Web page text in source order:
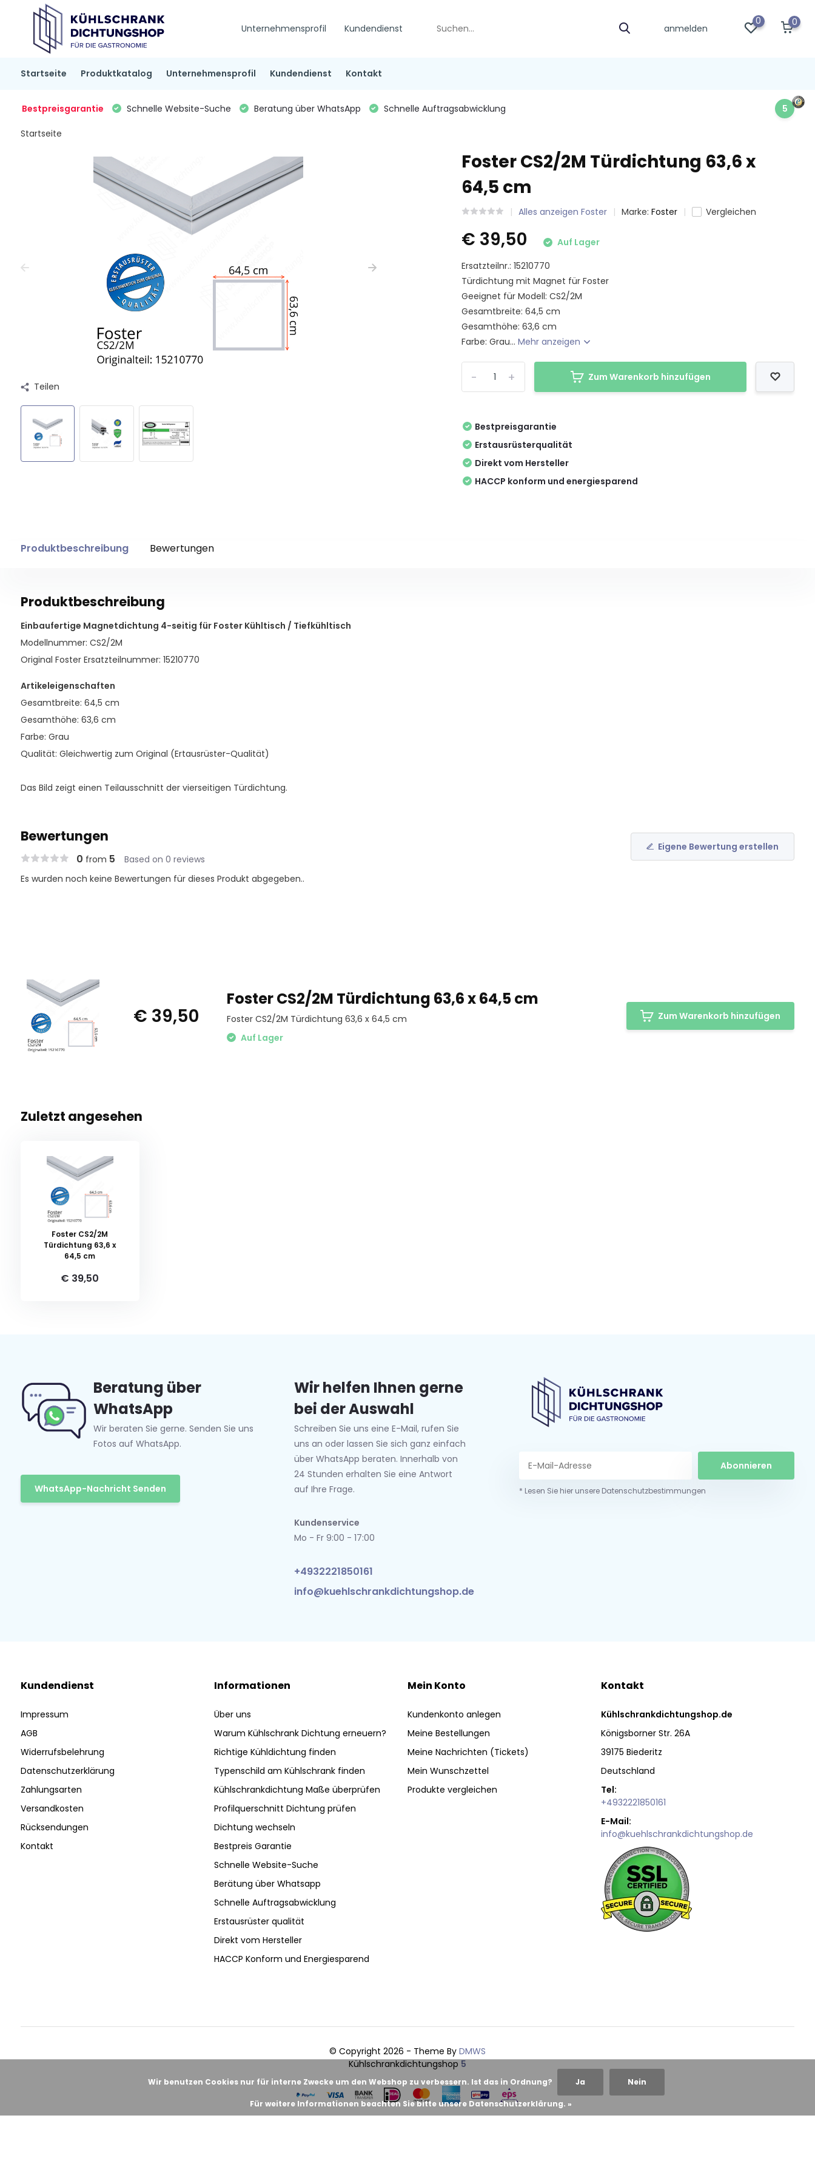
Unternehmensprofil Kundendienst anmelden
0 0
Startseite Produktkatalog Unternehmensprofil Kundendienst Kontakt
Bestpreisgarantie Schnelle Website-Suche Beratung über WhatsApp Schnelle Auftragsabwicklung 5
Startseite
Teilen
Foster CS2/2M Türdichtung 63,6 x
64,5 cm
Alles anzeigen Foster Marke:Foster Vergleichen
€ 39,50
Auf Lager
Ersatzteilnr.: 15210770
Türdichtung mit Magnet für Foster
Geeignet für Modell: CS2/2M
Gesamtbreite: 64,5 cm
Gesamthöhe: 63,6 cm
Farbe: Grau...Mehr anzeigen
+
- Zum Warenkorb hinzufügen
Bestpreisgarantie
Erstausrüsterqualität
Direkt vom Hersteller
HACCP konform und energiesparend
Produktbeschreibung Bewertungen
Produktbeschreibung
Einbaufertige Magnetdichtung 4-seitig für Foster Kühltisch / Tiefkühltisch
Modellnummer: CS2/2M
Original Foster Ersatzteilnummer: 15210770
Artikeleigenschaften
Gesamtbreite: 64,5 cm
Gesamthöhe: 63,6 cm
Farbe: Grau
Qualität: Gleichwertig zum Original (Ertausrüster-Qualität)
Das Bild zeigt einen Teilausschnitt der vierseitigen Türdichtung.
Bewertungen
0 from 5 Based on 0 reviews
Eigene Bewertung erstellen
Es wurden noch keine Bewertungen für dieses Produkt abgegeben..
€ 39,50
Foster CS2/2M Türdichtung 63,6 x 64,5 cm
Foster CS2/2M Türdichtung 63,6 x 64,5 cm
Auf Lager
Zum Warenkorb hinzufügen
Zuletzt angesehen
Foster CS2/2M
Türdichtung 63,6 x
64,5 cm
€ 39,50
Beratung über
WhatsApp
Wir beraten Sie gerne. Senden Sie uns
Fotos auf WhatsApp.
WhatsApp-Nachricht Senden
Wir helfen Ihnen gerne
bei der Auswahl
Schreiben Sie uns eine E-Mail, rufen Sie
uns an oder lassen Sie sich ganz einfach
über WhatsApp beraten. Innerhalb von
24 Stunden erhalten Sie eine Antwort
auf Ihre Frage.
Kundenservice
Mo - Fr 9:00 - 17:00
+4932221850161
info@kuehlschrankdichtungshop.de
Abonnieren
* Lesen Sie hier unsere Datenschutzbestimmungen
Kundendienst
Impressum
AGB
Widerrufsbelehrung
Datenschutzerklärung
Zahlungsarten
Versandkosten
Rücksendungen
Kontakt
Informationen
Über uns
Warum Kühlschrank Dichtung erneuern?
Richtige Kühldichtung finden
Typenschild am Kühlschrank finden
Kühlschrankdichtung Maße überprüfen
Profilquerschnitt Dichtung prüfen
Dichtung wechseln
Bestpreis Garantie
Schnelle Website-Suche
Berätung über Whatsapp
Schnelle Auftragsabwicklung
Erstausrüster qualität
Direkt vom Hersteller
HACCP Konform und Energiesparend
Mein Konto
Kundenkonto anlegen
Meine Bestellungen
Meine Nachrichten (Tickets)
Mein Wunschzettel
Produkte vergleichen
Kontakt
Kühlschrankdichtungshop.de
Königsborner Str. 26A
39175 Biederitz
Deutschland
Tel:
+4932221850161
E-Mail:
info@kuehlschrankdichtungshop.de
© Copyright 2026 - Theme By DMWS
Kühlschrankdichtungshop 5
Wir benutzen Cookies nur für interne Zwecke um den Webshop zu verbessern. Ist das in Ordnung? Ja Nein
Für weitere Informationen beachten Sie bitte unsere Datenschutzerklärung. »